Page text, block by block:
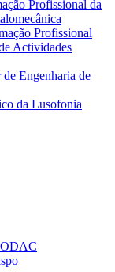
Profissional da
Profissional
Actividades
Engenharia de
da Lusofonia